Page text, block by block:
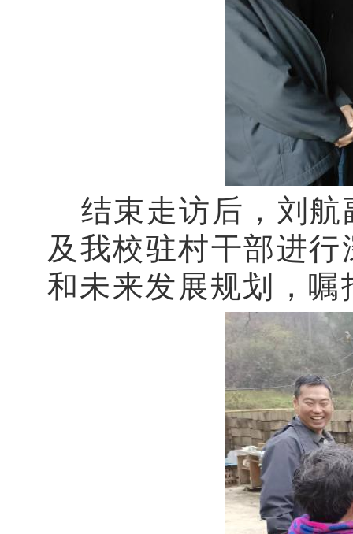
结束走访后，刘
及我校驻村干部进
和未来发展规划，